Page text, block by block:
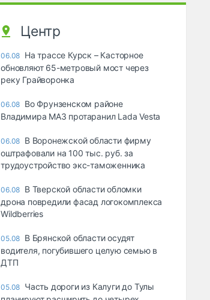
Центр
06.08 На трассе Курск – Касторное
обновляют 65-метровый мост через
реку Грайворонка
06.08 Во Фрунзенском районе
Владимира МАЗ протаранил Lada Vesta
06.08 В Воронежской области фирму
оштрафовали на 100 тыс. руб. за
трудоустройство экс-таможенника
06.08 В Тверской области обломки
дрона повредили фасад логокомплекса
Wildberries
05.08 В Брянской области осудят
водителя, погубившего целую семью в
ДТП
05.08 Часть дороги из Калуги до Тулы